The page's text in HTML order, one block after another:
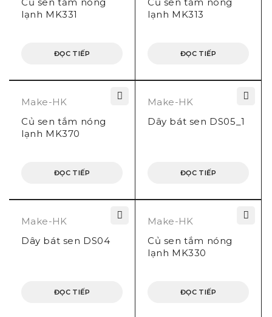
lạnh MK331
ĐỌC TIẾP
lạnh MK313
ĐỌC TIẾP
Make-HK
Củ sen tắm nóng
lạnh MK370
ĐỌC TIẾP
Make-HK
Dây bát sen DS05_1
ĐỌC TIẾP
Make-HK
Dây bát sen DS04
ĐỌC TIẾP
Make-HK
Củ sen tắm nóng
lạnh MK330
ĐỌC TIẾP